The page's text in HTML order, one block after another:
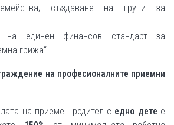
създаване на групи за
на единен финансов стандарт за
грижа“.
на професионалните приемни
на приемен родител с едно дете е